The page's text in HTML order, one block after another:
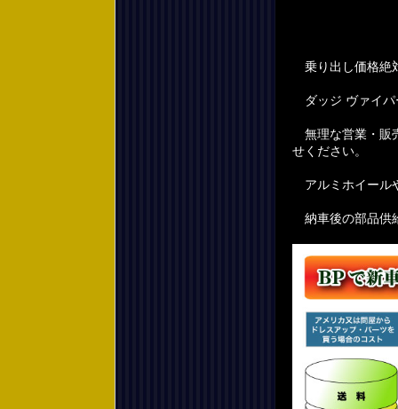
乗り出し価格絶
ダッジ ヴァイパ
無理な営業・販
せください。
アルミホイール
納車後の部品供